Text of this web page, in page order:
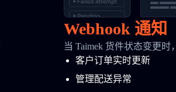
Webhook 通知
当 Taimek 货件状态变更
客户订单实时更新
管理配送异常